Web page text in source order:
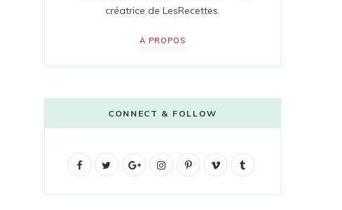
créatrice de LesRecettes.
A PROPOS
CONNECT & FOLLOW
F
G
I
P
V